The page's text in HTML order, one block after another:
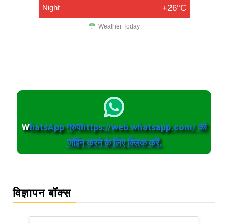
Night +26°C
Weather Today
WhatsApp ग्रुपhttps://web.whatsapp.com/ को
जॉईन करने के लिए क्लिक करें.
विज्ञापन बॉक्स